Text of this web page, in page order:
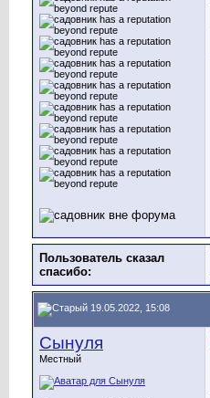
Пользователь сказал
cпасибо:
19.05.2022, 15:08
Сынуля
Местный